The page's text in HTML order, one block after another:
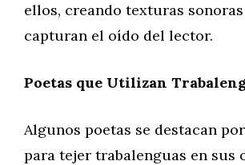
ellos, creando texturas
capturan el oído del lector.
Poetas que Utilizan
Algunos poetas se destacan
para tejer trabalenguas en sus